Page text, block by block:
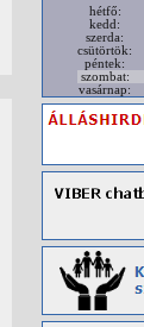
hétfő:
kedd:
szerda:
csütörtök:
péntek:
szombat:
vasárnap: